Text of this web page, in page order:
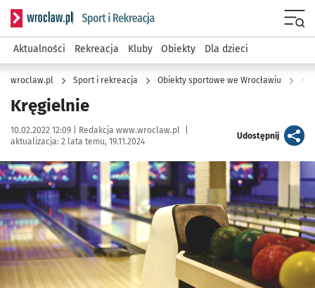
Serwis informacyjny wroclaw.pl podserwis: Sport i rekreacja
Aktualności Rekreacja Kluby Obiekty Dla dzieci
wroclaw.pl Sport i rekreacja Obiekty sportowe we Wrocławiu
Kręgielnie
Data publikacji:
10.02.2022 12:09 | Autor:
Redakcja www.wroclaw.pl
aktualizacja: 2 lata temu, 19.11.2024
Udostępnijartykuł
Kliknij, aby powiększyć